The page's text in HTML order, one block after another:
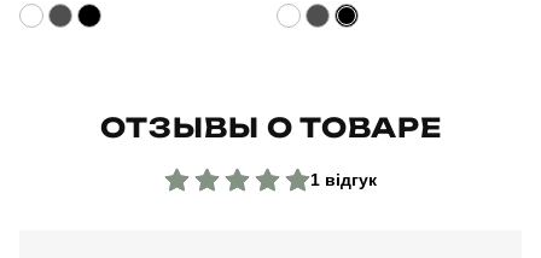
ОТЗЫВЫ О ТОВАРЕ
1 відгук